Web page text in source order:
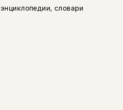
энциклопедии, словари